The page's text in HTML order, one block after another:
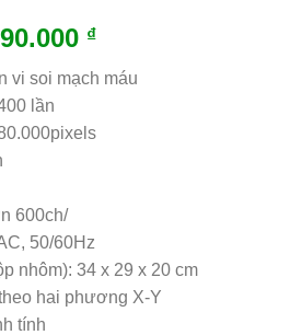
₫
vi soi mạch máu
lần
600ch/
50/60Hz
nhôm): 34 x 29 x 20 cm
hai phương X-Y
tính